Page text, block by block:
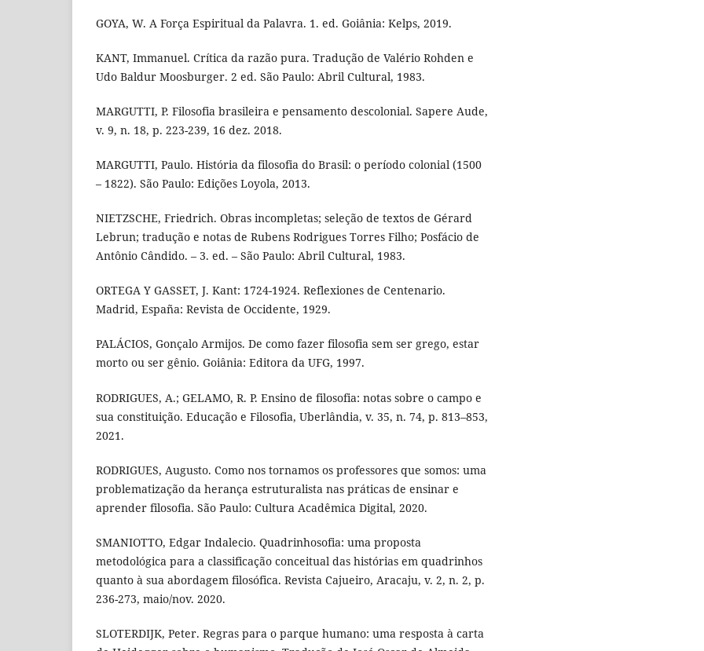
GOYA, W. A Força Espiritual da Palavra. 1. ed. Goiânia: Kelps, 2019.
KANT, Immanuel. Crítica da razão pura. Tradução de Valério Rohden e
Udo Baldur Moosburger. 2 ed. São Paulo: Abril Cultural, 1983.
MARGUTTI, P. Filosofia brasileira e pensamento descolonial. Sapere Aude,
v. 9, n. 18, p. 223-239, 16 dez. 2018.
MARGUTTI, Paulo. História da filosofia do Brasil: o período colonial (1500
– 1822). São Paulo: Edições Loyola, 2013.
NIETZSCHE, Friedrich. Obras incompletas; seleção de textos de Gérard
Lebrun; tradução e notas de Rubens Rodrigues Torres Filho; Posfácio de
Antônio Cândido. – 3. ed. – São Paulo: Abril Cultural, 1983.
ORTEGA Y GASSET, J. Kant: 1724-1924. Reflexiones de Centenario.
Madrid, España: Revista de Occidente, 1929.
PALÁCIOS, Gonçalo Armijos. De como fazer filosofia sem ser grego, estar
morto ou ser gênio. Goiânia: Editora da UFG, 1997.
RODRIGUES, A.; GELAMO, R. P. Ensino de filosofia: notas sobre o campo e
sua constituição. Educação e Filosofia, Uberlândia, v. 35, n. 74, p. 813–853,
2021.
RODRIGUES, Augusto. Como nos tornamos os professores que somos: uma
problematização da herança estruturalista nas práticas de ensinar e
aprender filosofia. São Paulo: Cultura Acadêmica Digital, 2020.
SMANIOTTO, Edgar Indalecio. Quadrinhosofia: uma proposta
metodológica para a classificação conceitual das histórias em quadrinhos
quanto à sua abordagem filosófica. Revista Cajueiro, Aracaju, v. 2, n. 2, p.
236-273, maio/nov. 2020.
SLOTERDIJK, Peter. Regras para o parque humano: uma resposta à carta